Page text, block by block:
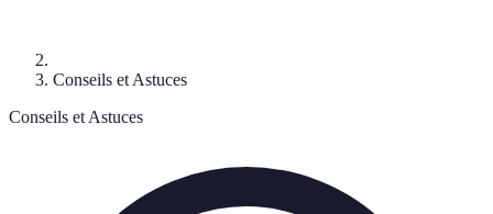
Conseils et Astuces
Conseils et Astuces